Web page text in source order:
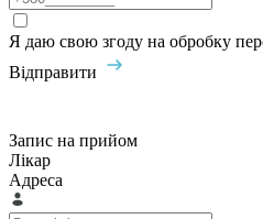
Я даю свою згоду на обробку
Відправити
Запис на прийом
Лікар
Адреса